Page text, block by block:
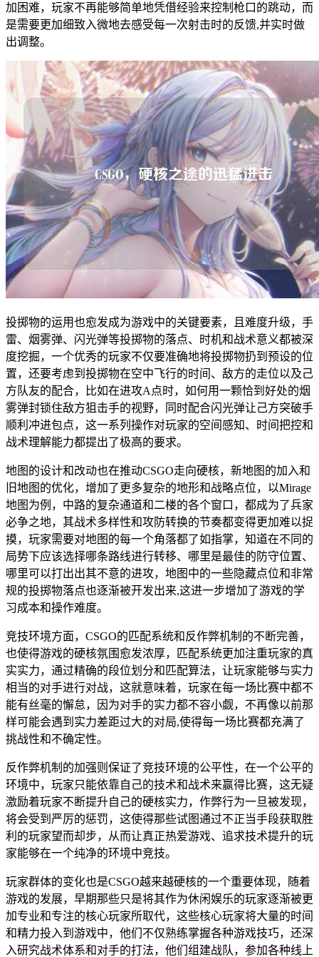
加困难，玩家不再能够简单地凭借经验来控制枪口的跳动，而
是需要更加细致入微地去感受每一次射击时的反馈,并实时做
出调整。
投掷物的运用也愈发成为游戏中的关键要素，且难度升级，手
雷、烟雾弹、闪光弹等投掷物的落点、时机和战术意义都被深
度挖掘，一个优秀的玩家不仅要准确地将投掷物扔到预设的位
置，还要考虑到投掷物在空中飞行的时间、敌方的走位以及己
方队友的配合，比如在进攻A点时，如何用一颗恰到好处的烟
雾弹封锁住敌方狙击手的视野，同时配合闪光弹让己方突破手
顺利冲进包点，这一系列操作对玩家的空间感知、时间把控和
战术理解能力都提出了极高的要求。
地图的设计和改动也在推动CSGO走向硬核，新地图的加入和
旧地图的优化，增加了更多复杂的地形和战略点位，以Mirage
地图为例，中路的复杂通道和二楼的各个窗口，都成为了兵家
必争之地，其战术多样性和攻防转换的节奏都变得更加难以捉
摸，玩家需要对地图的每一个角落都了如指掌，知道在不同的
局势下应该选择哪条路线进行转移、哪里是最佳的防守位置、
哪里可以打出出其不意的进攻，地图中的一些隐藏点位和非常
规的投掷物落点也逐渐被开发出来,这进一步增加了游戏的学
习成本和操作难度。
竞技环境方面，CSGO的匹配系统和反作弊机制的不断完善，
也使得游戏的硬核氛围愈发浓厚，匹配系统更加注重玩家的真
实实力，通过精确的段位划分和匹配算法，让玩家能够与实力
相当的对手进行对战，这就意味着，玩家在每一场比赛中都不
能有丝毫的懈怠，因为对手的实力都不容小觑，不再像以前那
样可能会遇到实力差距过大的对局,使得每一场比赛都充满了
挑战性和不确定性。
反作弊机制的加强则保证了竞技环境的公平性，在一个公平的
环境中，玩家只能依靠自己的技术和战术来赢得比赛，这无疑
激励着玩家不断提升自己的硬核实力，作弊行为一旦被发现，
将会受到严厉的惩罚，这使得那些试图通过不正当手段获取胜
利的玩家望而却步，从而让真正热爱游戏、追求技术提升的玩
家能够在一个纯净的环境中竞技。
玩家群体的变化也是CSGO越来越硬核的一个重要体现，随着
游戏的发展，早期那些只是将其作为休闲娱乐的玩家逐渐被更
加专业和专注的核心玩家所取代，这些核心玩家将大量的时间
和精力投入到游戏中，他们不仅熟练掌握各种游戏技巧，还深
入研究战术体系和对手的打法，他们组建战队，参加各种线上